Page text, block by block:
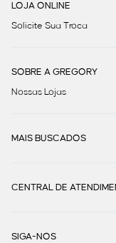
LOJA ONLINE
Solicite Sua Troca
SOBRE A GREGORY
Nossas Lojas
MAIS BUSCADOS
CENTRAL DE
SIGA-NOS